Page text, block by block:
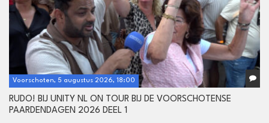
Voorschoten, 5 augustus 2026, 18:00
RUDO! BIJ UNITY NL ON TOUR BIJ DE VOORSCHOTENSE
PAARDENDAGEN 2026 DEEL 1